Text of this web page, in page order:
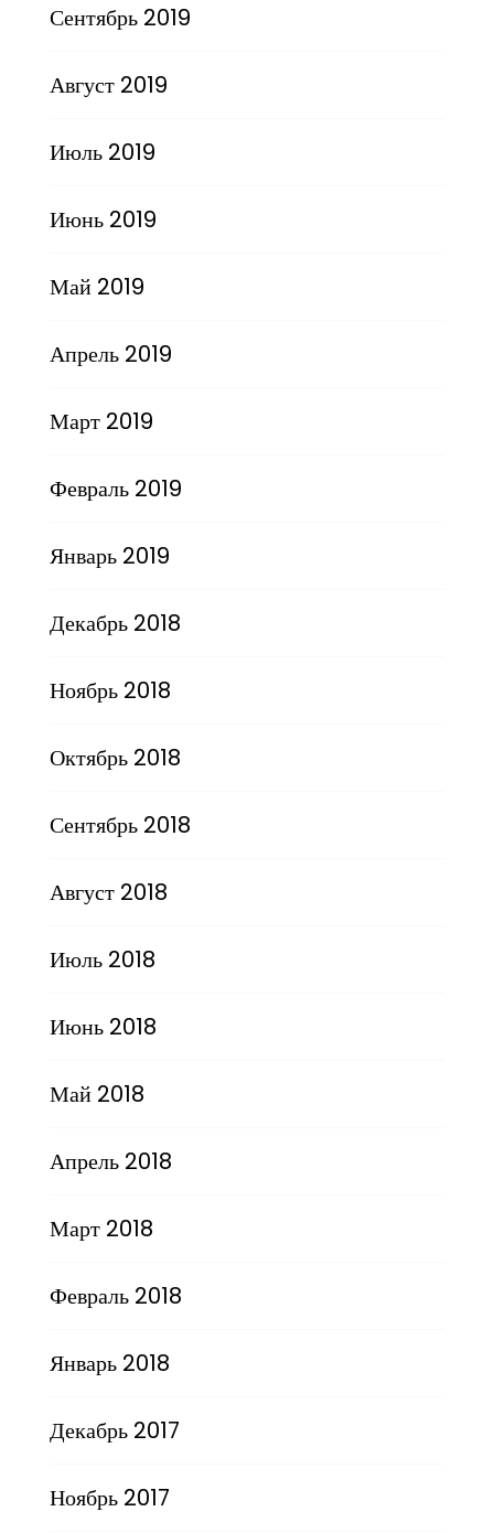
Сентябрь 2019
Август 2019
Июль 2019
Июнь 2019
Май 2019
Апрель 2019
Март 2019
Февраль 2019
Январь 2019
Декабрь 2018
Ноябрь 2018
Октябрь 2018
Сентябрь 2018
Август 2018
Июль 2018
Июнь 2018
Май 2018
Апрель 2018
Март 2018
Февраль 2018
Январь 2018
Декабрь 2017
Ноябрь 2017